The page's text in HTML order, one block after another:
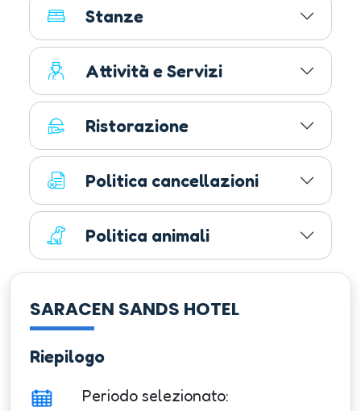
Stanze
Attività e Servizi
Ristorazione
Politica cancellazioni
Politica animali
SARACEN SANDS HOTEL
Riepilogo
Periodo selezionato: